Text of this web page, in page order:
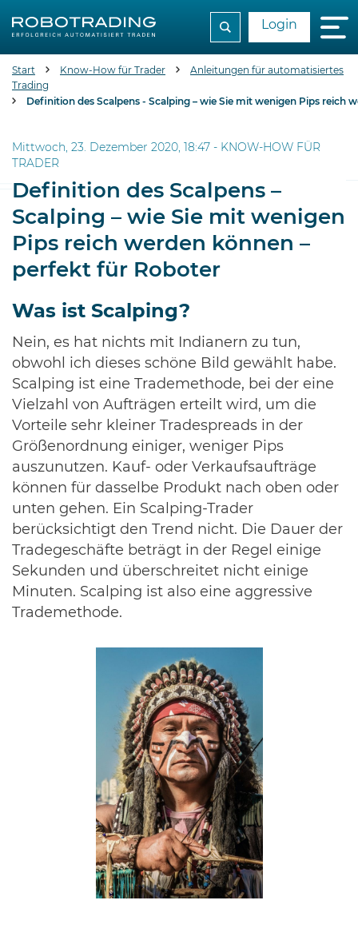
Login
Start Know-How für Trader
Anleitungen für automatisiertes
Trading
Definition des Scalpens - Scalping – wie Sie mit wenigen Pips reich
Mittwoch, 23. Dezember 2020, 18:47 - KNOW-HOW FÜR
TRADER
Definition des Scalpens –
Scalping – wie Sie mit wenigen
Pips reich werden können –
perfekt für Roboter
Was ist Scalping?
Nein, es hat nichts mit Indianern zu tun,
obwohl ich dieses schöne Bild gewählt habe.
Scalping ist eine Trademethode, bei der eine
Vielzahl von Aufträgen erteilt wird, um die
Vorteile sehr kleiner Tradespreads in der
Größenordnung einiger, weniger Pips
auszunutzen. Kauf- oder Verkaufsaufträge
können für dasselbe Produkt nach oben oder
unten gehen. Ein Scalping-Trader
berücksichtigt den Trend nicht. Die Dauer der
Tradegeschäfte beträgt in der Regel einige
Sekunden und überschreitet nicht einige
Minuten. Scalping ist also eine aggressive
Trademethode.